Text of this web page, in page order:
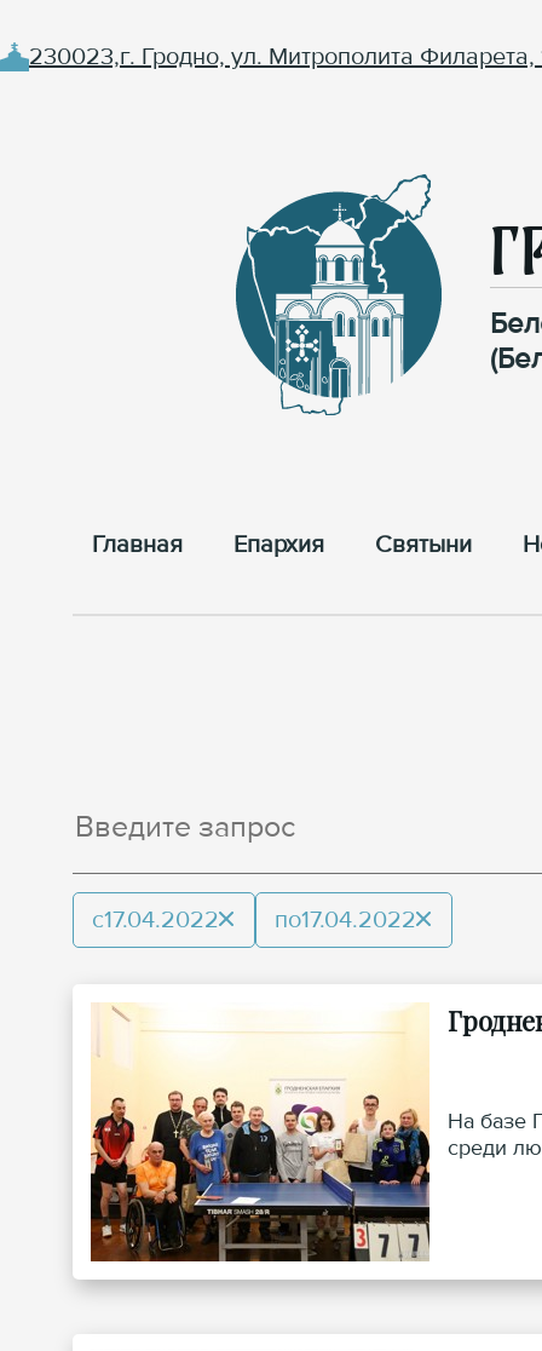
230023,г. Гродно, ул. Митрополита Филарета,
Главная Епархия Cвятыни
с17.04.2022 по17.04.2022
На базе
среди